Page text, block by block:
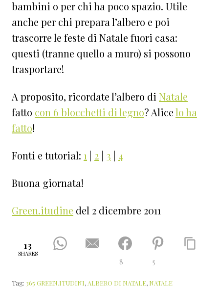
bambini o per chi ha poco spazio. Utile
anche per chi prepara l’albero e poi
trascorre le feste di Natale fuori casa:
questi (tranne quello a muro) si possono
trasportare!
A proposito, ricordate l’albero di Natale
fatto con 6 blocchetti di legno? Alicelo ha
fatto!
Fonti e tutorial: 1 2 3 4
Buona giornata!
Green.itudine del 2 dicembre 2011
13
SHARES
8 5
Tag: 365 GREEN.ITUDINI, ALBERO DI NATALE, NATALE